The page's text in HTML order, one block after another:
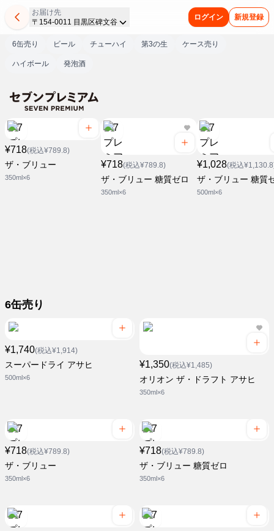
お届け先
〒154-0011 目黒区碑文谷
ログイン 新規登録
6缶売り ビール チューハイ 第3の生 ケース売り
ハイボール 発泡酒
¥718(税込¥789.8)
ザ・ブリュー
350ml×6
¥718(税込¥789.8)
ザ・ブリュー 糖質ゼロ
350ml×6
¥1,028(税込
ザ・ブリュー 糖質
500ml×6
6缶売り
¥1,740(税込¥1,914)
スーパードライ アサヒ
500ml×6
¥1,350(税込¥1,485)
オリオン ザ・ドラフト アサヒ
350ml×6
¥718(税込¥789.8)
ザ・ブリュー
350ml×6
¥718(税込¥789.8)
ザ・ブリュー 糖質ゼロ
350ml×6